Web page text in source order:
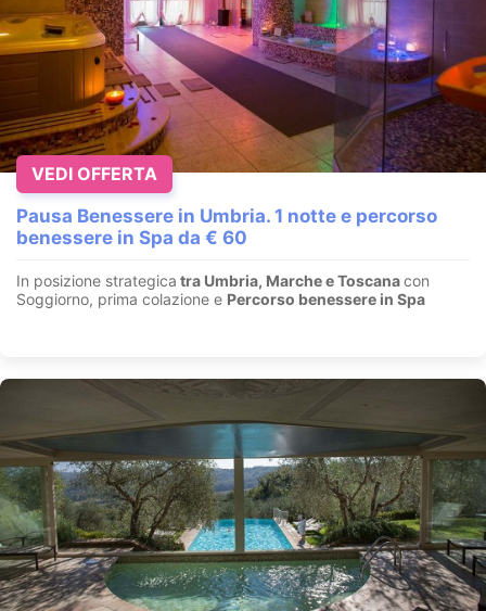
Pausa Benessere in Umbria. 1 notte e percorso
benessere in Spa da € 60
In posizione strategica tra Umbria, Marche e Toscanacon
Soggiorno, prima colazione e Percorso benessere in Spa
VEDI OFFERTA